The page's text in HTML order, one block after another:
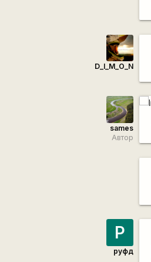
D_I_M_O_N
sames
Автор
Р
руфд